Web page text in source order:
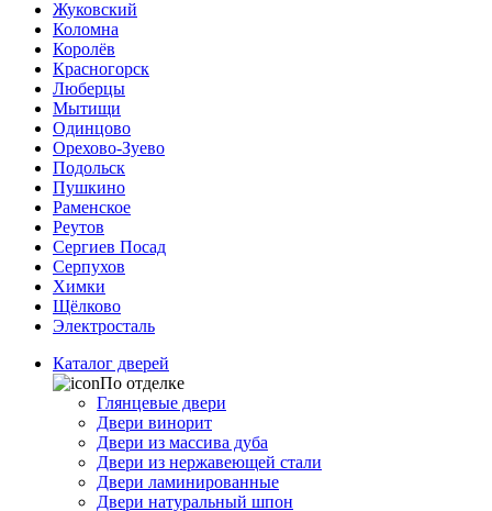
Жуковский
Коломна
Королёв
Красногорск
Люберцы
Мытищи
Одинцово
Орехово-Зуево
Подольск
Пушкино
Раменское
Реутов
Сергиев Посад
Серпухов
Химки
Щёлково
Электросталь
Каталог дверей
По отделке
Глянцевые двери
Двери винорит
Двери из массива дуба
Двери из нержавеющей стали
Двери ламинированные
Двери натуральный шпон